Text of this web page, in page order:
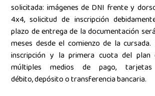
solicitada: imágenes de DNI frente y
4x4, solicitud de inscripción
plazo de entrega de la documentación
meses desde el comienzo de la
inscripción y la primera cuota del plan
múltiples medios de pago,
débito, depósito o transferencia bancaria.